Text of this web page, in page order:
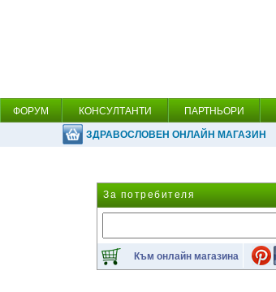
ФОРУМ КОНСУЛТАНТИ ПАРТНЬОРИ
ЗДРАВОСЛОВЕН ОНЛАЙН МАГАЗИН
За потребителя
Към онлайн магазина